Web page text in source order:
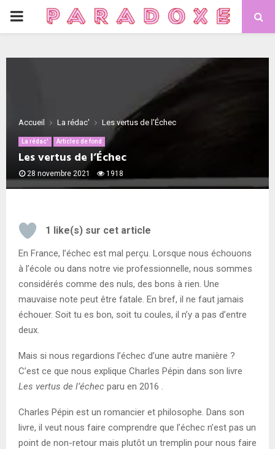
PRIMARY
Accueil La rédac' Les vertus de l’Échec
La rédac' Articles de fond
Les vertus de l’Échec
28 novembre 2021 1918
1 like(s) sur cet article
En France, l’échec est mal perçu. Lorsque nous échouons
à l’école ou dans notre vie professionnelle, nous sommes
considérés comme des nuls, des bons à rien. Une
mauvaise note peut être fatale. En bref, il ne faut jamais
échouer. Soit tu es bon, soit tu coules, il n’y a pas d’entre
deux.
Mais si nous regardions l’échec d’une autre manière ?
C’est ce que nous explique Charles Pépin dans son livre
Les vertus de l’échec paru en 2016 .
Charles Pépin est un romancier et philosophe. Dans son
livre, il veut nous faire comprendre que l’échec n’est pas un
point de non-retour mais plutôt un tremplin pour nous faire